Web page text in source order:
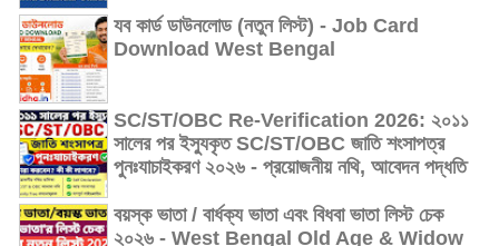
যব কার্ড ডাউনলোড (নতুন লিস্ট) - Job Card
Download West Bengal
SC/ST/OBC Re-Verification 2026: ২০১১
সালের পর ইস্যুকৃত SC/ST/OBC জাতি শংসাপত্র
পুনঃযাচাইকরণ ২০২৬ - প্রয়োজনীয় নথি, আবেদন পদ্ধতি
বয়স্ক ভাতা / বার্ধক্য ভাতা এবং বিধবা ভাতা লিস্ট চেক
২০২৬ - West Bengal Old Age & Widow